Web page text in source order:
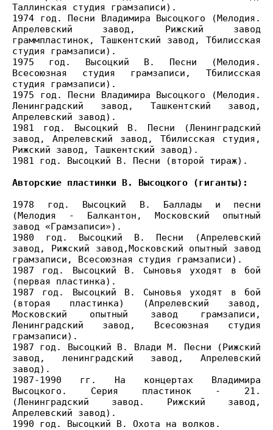
Таллинская студия грамзаписи).
1974 год. Песни Владимира Высоцкого (Мелодия.
Апрелевский завод, Рижский завод
граммпластинок, Ташкентский завод, Тбилисская
студия грамзаписи).
1975 год. Высоцкий В. Песни (Мелодия.
Всесоюзная студия грамзаписи, Тбилисская
студия грамзаписи).
1975 год. Песни Владимира Высоцкого (Мелодия.
Ленинградский завод, Ташкентский завод,
Апрелевский завод).
1981 год. Высоцкий В. Песни (Ленинградский
завод, Апрелевский завод, Тбилисская студия,
Рижский завод, Ташкентский завод).
1981 год. Высоцкий В. Песни (второй тираж).
Авторские пластинки В. Высоцкого (гиганты):
1978 год. Высоцкий В. Баллады и песни
(Мелодия - Балкантон, Московский опытный
завод «Грамзаписи»).
1980 год. Высоцкий В. Песни (Апрелевский
завод, Рижский завод,Московский опытный завод
грамзаписи, Всесоюзная студия грамзаписи).
1987 год. Высоцкий В. Сыновья уходят в бой
(первая пластинка).
1987 год. Высоцкий В. Сыновья уходят в бой
(вторая пластинка) (Апрелевский завод,
Московский опытный завод грамзаписи,
Ленинградский завод, Всесоюзная студия
грамзаписи).
1987 год. Высоцкий В. Влади М. Песни (Рижский
завод, ленинградский завод, Апрелевский
завод).
1987-1990 гг. На концертах Владимира
Высоцкого. Серия пластинок - 21.
(Ленинградский завод. Рижский завод,
Апрелевский завод).
1990 год. Высоцкий В. Охота на волков.